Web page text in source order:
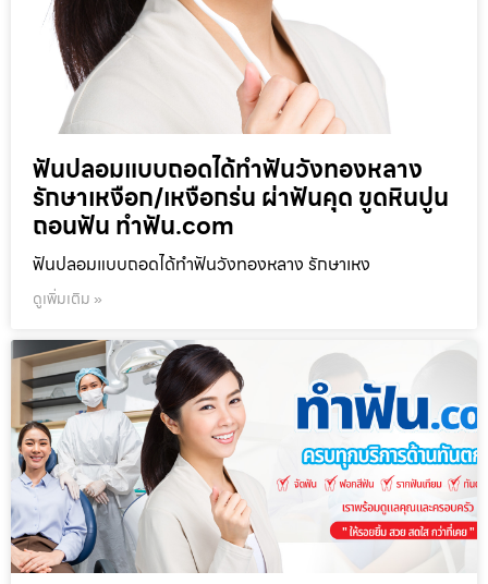
ฟันปลอมแบบถอดได้ทำฟันวังทองหลาง
รักษาเหงือก/เหงือกร่น ผ่าฟันคุด ขูดหินปูน
ถอนฟัน ทำฟัน.com
ฟันปลอมแบบถอดได้ทำฟันวังทองหลาง รักษาเหง
ดูเพิ่มเติม »